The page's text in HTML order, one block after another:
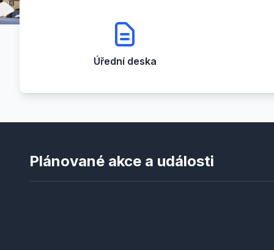
Úřední deska
Plánované akce a události